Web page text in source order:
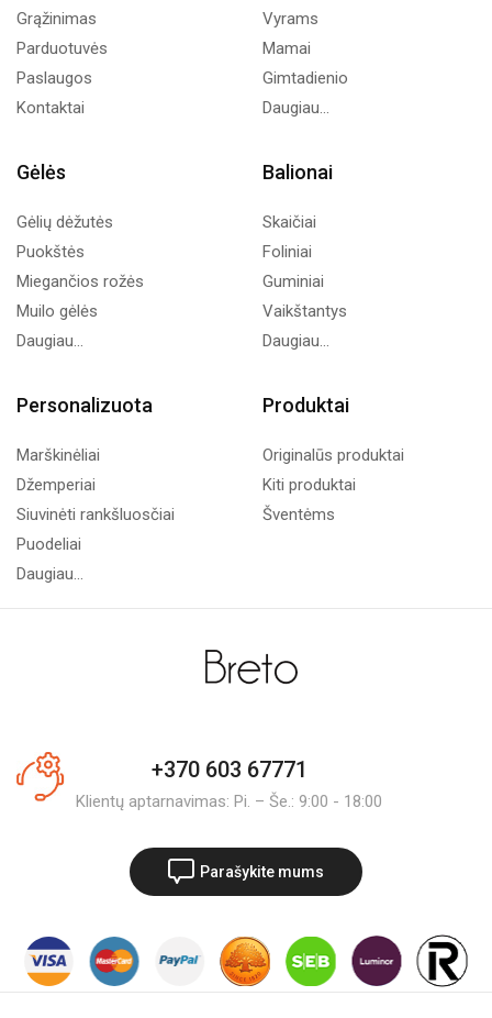
Grąžinimas
Parduotuvės
Paslaugos
Kontaktai
Vyrams
Mamai
Gimtadienio
Daugiau...
Gėlės
Gėlių dėžutės
Puokštės
Miegančios rožės
Muilo gėlės
Daugiau...
Balionai
Skaičiai
Foliniai
Guminiai
Vaikštantys
Daugiau...
Personalizuota
Marškinėliai
Džemperiai
Siuvinėti rankšluosčiai
Puodeliai
Daugiau...
Produktai
Originalūs produktai
Kiti produktai
Šventėms
+370 603 67771
Klientų aptarnavimas: Pi. – Še.: 9:00 - 18:00
Parašykite mums